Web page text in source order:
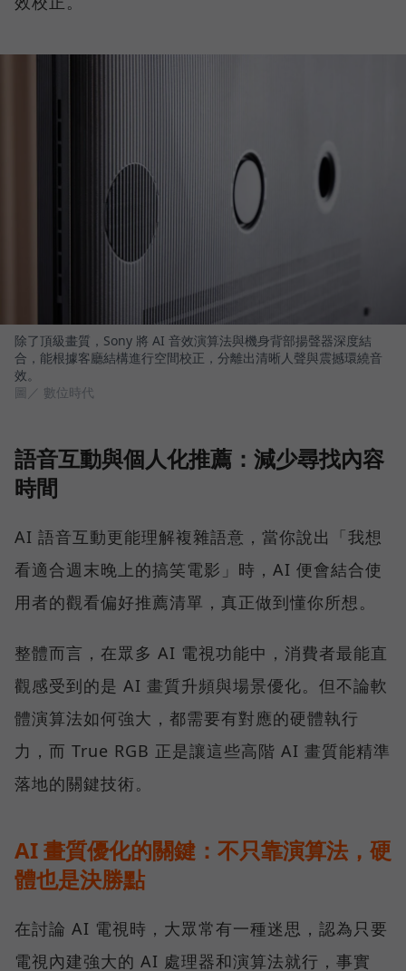
除了頂級畫質，Sony 將 AI 音效演算法與機身背部揚聲器深度結
合，能根據客廳結構進行空間校正，分離出清晰人聲與震撼環繞音
效。
圖／ 數位時代
語音互動與個人化推薦：減少尋找內容
時間
AI 語音互動更能理解複雜語意，當你說出「我想
看適合週末晚上的搞笑電影」時，AI 便會結合使
用者的觀看偏好推薦清單，真正做到懂你所想。
整體而言，在眾多 AI 電視功能中，消費者最能直
觀感受到的是 AI 畫質升頻與場景優化。但不論軟
體演算法如何強大，都需要有對應的硬體執行
力，而 True RGB 正是讓這些高階 AI 畫質能精準
落地的關鍵技術。
AI 畫質優化的關鍵：不只靠演算法，硬
體也是決勝點
在討論 AI 電視時，大眾常有一種迷思，認為只要
電視內建強大的 AI 處理器和演算法就行，事實